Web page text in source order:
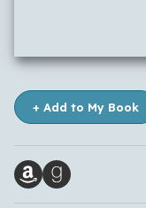
+ Add to My Book
No comments yet